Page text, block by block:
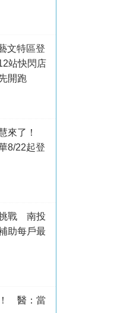
文特區登
站快閃店
開跑
來了！
8/22起登
戰 南投
助每戶最
醫：當